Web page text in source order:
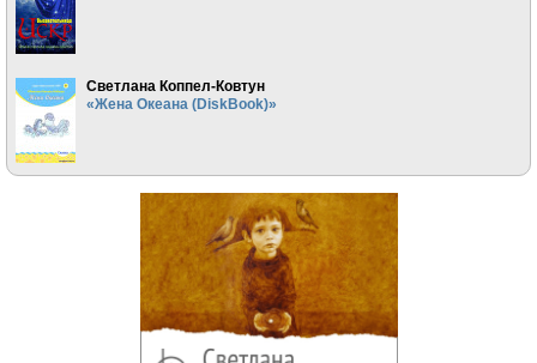
Светлана Коппел-Ковтун
«Жена Океана (DiskBook)»